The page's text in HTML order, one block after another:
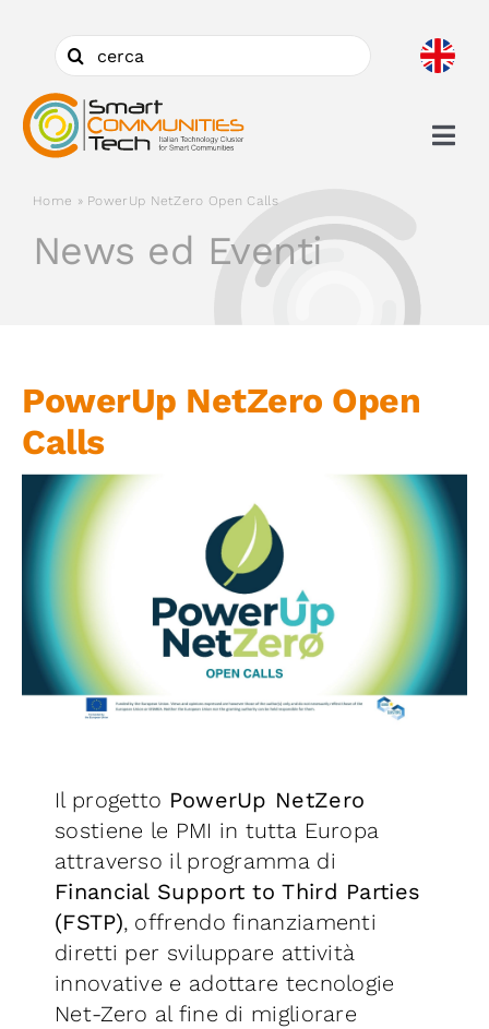
contenuto
Cerca
per:
Ambiti
Iniziative
Contatti
Piattaforma First
Piattaforma SmartCommunities
Home » PowerUp NetZero Open Calls
News ed Eventi
PowerUp NetZero Open
Calls
Il progetto PowerUp NetZero
sostiene le PMI in tutta Europa
attraverso il programma di
Financial Support to Third Parties
(FSTP), offrendo finanziamenti
diretti per sviluppare attività
innovative e adottare tecnologie
Net-Zero al fine di migliorare